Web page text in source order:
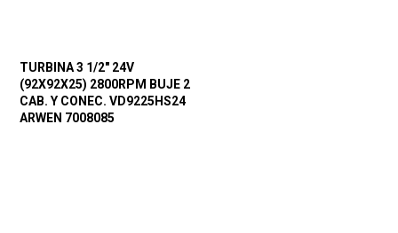
TURBINA 3 1/2″ 24V
(92X92X25) 2800RPM BUJE 2
CAB. Y CONEC. VD9225HS24
ARWEN 7008085